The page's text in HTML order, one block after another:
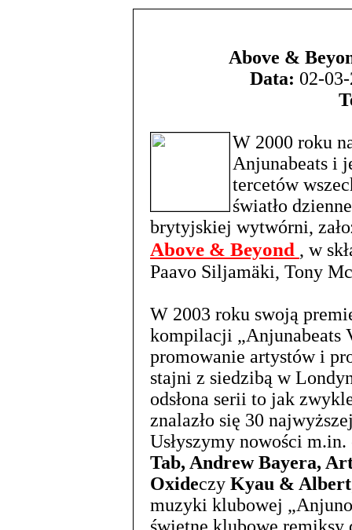
Above &
Data: 02-
W 2000 roku
Anjunabeats i
tercetów
światło
brytyjskiej wytwórni,
Above & Beyond , w
Paavo Siljamäki, Tony
W 2003 roku swoją
kompilacji „Anjunabeats
promowanie artystów i
stajni z siedzibą w
odsłona serii to jak
znalazło się 30
Usłyszymy nowości
Tab, Andrew Bayera,
Oxideczy Kyau & Albert
muzyki klubowej